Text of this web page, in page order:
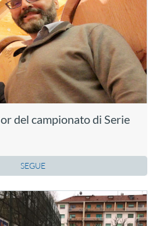
del campionato di Serie
SEGUE